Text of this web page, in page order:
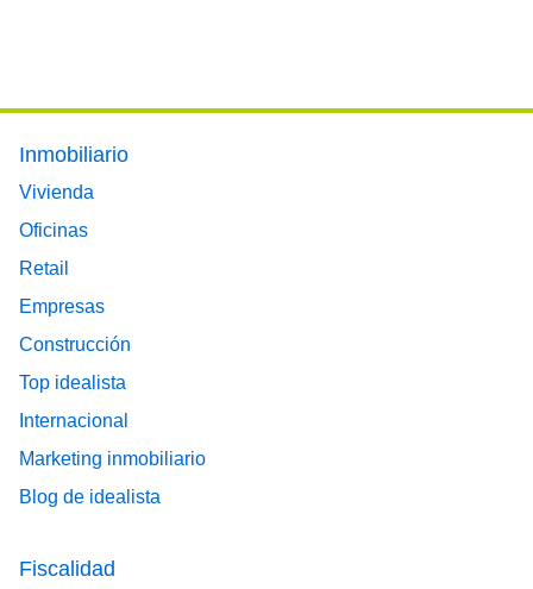
Footer main menu
Inmobiliario
Vivienda
Oficinas
Retail
Empresas
Construcción
Top idealista
Internacional
Marketing inmobiliario
Blog de idealista
Fiscalidad